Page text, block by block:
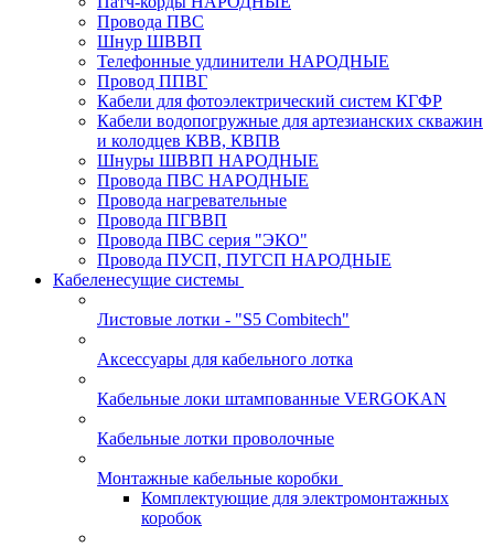
Провода ПВС
Шнур ШВВП
Телефонные удлинители НАРОДНЫЕ
Провод ППВГ
Кабели для фотоэлектрический систем КГФР
Кабели водопогружные для артезианских скважин
и колодцев КВВ, КВПВ
Шнуры ШВВП НАРОДНЫЕ
Провода ПВС НАРОДНЫЕ
Провода нагревательные
Провода ПГВВП
Провода ПВС серия "ЭКО"
Провода ПУСП, ПУГСП НАРОДНЫЕ
Кабеленесущие системы
Листовые лотки - "S5 Combitech"
Аксессуары для кабельного лотка
Кабельные локи штампованные VERGOKAN
Кабельные лотки проволочные
Монтажные кабельные коробки
Комплектующие для электромонтажных
коробок